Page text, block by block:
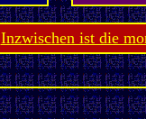
Inzwischen ist die